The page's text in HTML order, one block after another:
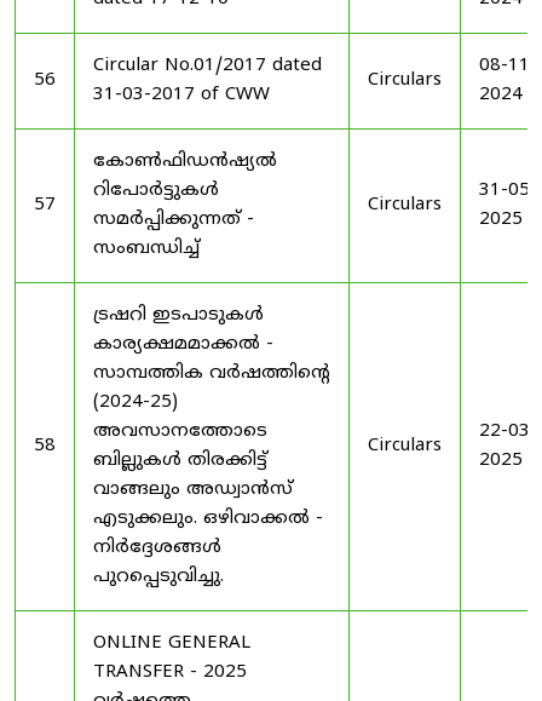
56
Circular No.01/2017 dated
31-03-2017 of CWW
Circulars
08-11-
2024
57
കോൺഫിഡൻഷ്യൽ
റിപോർട്ടുകൾ
സമർപ്പിക്കുന്നത് -
സംബന്ധിച്ച്
Circulars
31-05-
2025
58
ട്രഷറി ഇടപാടുകൾ
കാര്യക്ഷമമാക്കൽ -
സാമ്പത്തിക വർഷത്തിന്റെ
(2024-25)
അവസാനത്തോടെ
ബില്ലുകൾ തിരക്കിട്ട്
വാങ്ങലും അഡ്വാൻസ്
എടുക്കലും. ഒഴിവാക്കൽ -
നിർദ്ദേശങ്ങൾ
പുറപ്പെടുവിച്ചു.
Circulars
22-03-
2025
ONLINE GENERAL
TRANSFER - 2025